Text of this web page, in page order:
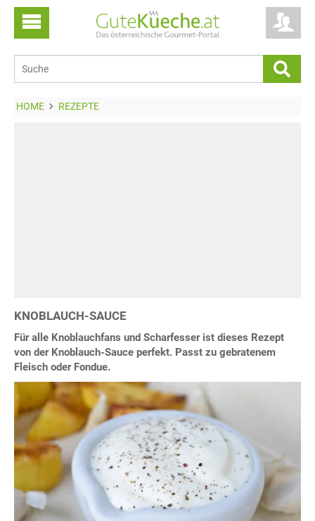
HOME REZEPTE
KNOBLAUCH-SAUCE
Für alle Knoblauchfans und Scharfesser ist dieses Rezept
von der Knoblauch-Sauce perfekt. Passt zu gebratenem
Fleisch oder Fondue.